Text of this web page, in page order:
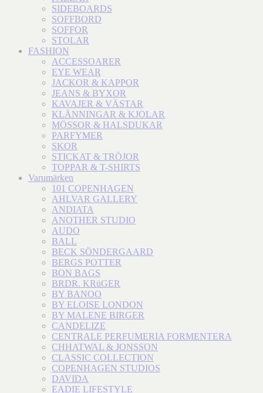
SIDEBOARDS
SOFFBORD
SOFFOR
STOLAR
FASHION
ACCESSOARER
EYE WEAR
JACKOR & KAPPOR
JEANS & BYXOR
KAVAJER & VÄSTAR
KLÄNNINGAR & KJOLAR
MÖSSOR & HALSDUKAR
PARFYMER
SKOR
STICKAT & TRÖJOR
TOPPAR & T-SHIRTS
Varumärken
101 COPENHAGEN
AHLVAR GALLERY
ANDIATA
ANOTHER STUDIO
AUDO
BALL
BECK SÖNDERGAARD
BERGS POTTER
BON BAGS
BRDR. KRüGER
BY BANOO
BY ELOISE LONDON
BY MALENE BIRGER
CANDELIZE
CENTRALE PERFUMERIA FORMENTERA
CHHATWAL & JONSSON
CLASSIC COLLECTION
COPENHAGEN STUDIOS
DAVIDA
EADIE LIFESTYLE